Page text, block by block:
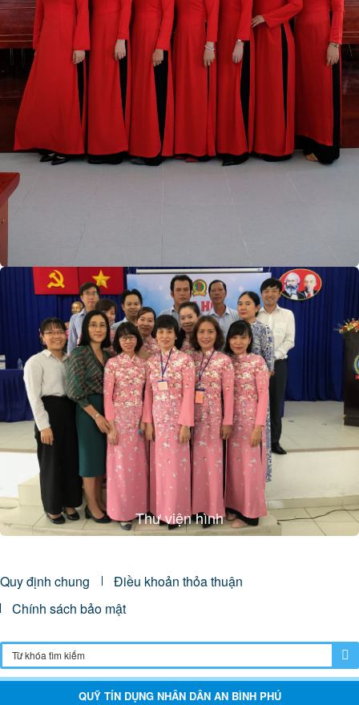
Thư viện hình
Quy định chung
Điều khoản thỏa thuận
Chính sách bảo mật
QUỸ TÍN DỤNG NHÂN DÂN AN BÌNH PHÚ